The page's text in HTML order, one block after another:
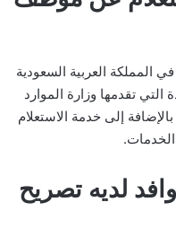
العربية السعودية
التي تقدمها وزارة الموارد
إلى خدمة الاستعلام
لديه تصريح